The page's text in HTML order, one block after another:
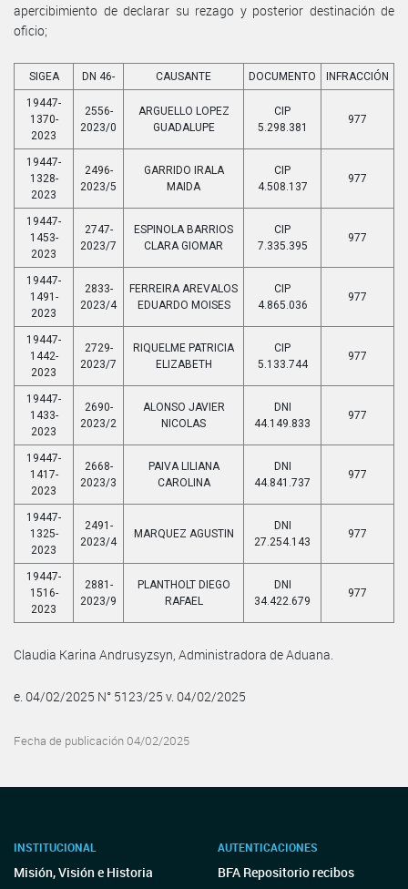
apercibimiento de declarar su rezago y posterior destinación de
oficio;
SIGEA DN 46- CAUSANTE DOCUMENTO INFRACCIÓN
19447-
1370-
2023
2556-
2023/0
ARGUELLO LOPEZ
GUADALUPE
CIP
5.298.381
977
19447-
1328-
2023
2496-
2023/5
GARRIDO IRALA
MAIDA
CIP
4.508.137
977
19447-
1453-
2023
2747-
2023/7
ESPINOLA BARRIOS
CLARA GIOMAR
CIP
7.335.395
977
19447-
1491-
2023
2833-
2023/4
FERREIRA AREVALOS
EDUARDO MOISES
CIP
4.865.036
977
19447-
1442-
2023
2729-
2023/7
RIQUELME PATRICIA
ELIZABETH
CIP
5.133.744
977
19447-
1433-
2023
2690-
2023/2
ALONSO JAVIER
NICOLAS
DNI
44.149.833
977
19447-
1417-
2023
2668-
2023/3
PAIVA LILIANA
CAROLINA
DNI
44.841.737
977
19447-
1325-
2023
2491-
2023/4
MARQUEZ AGUSTIN
DNI
27.254.143
977
19447-
1516-
2023
2881-
2023/9
PLANTHOLT DIEGO
RAFAEL
DNI
34.422.679
977
Claudia Karina Andrusyzsyn, Administradora de Aduana.
e. 04/02/2025 N° 5123/25 v. 04/02/2025
Fecha de publicación 04/02/2025
INSTITUCIONAL
Misión, Visión e Historia
AUTENTICACIONES
BFA Repositorio recibos